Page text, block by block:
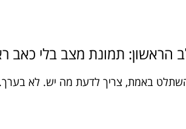
הראשון: תמונת מצב בלי כאב
באמת, צריך לדעת מה יש. לא